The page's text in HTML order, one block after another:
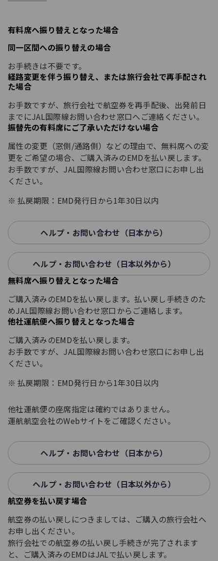
有料席へ振り替えとなった場合
同一区間への振り替えの場合
お手続きは不要です。
経路変更を伴う振り替え、または旅行会社で再手配され
た場合
お手数ですが、旅行会社で航空券を再手配後、出発前日
までにJAL国際線お問い合わせ窓口へご連絡ください。
振替先の有料席にご了承いただけない場合
属性の変更（窓側/通路側）などの理由で、無料席への変
更をご希望の場合、ご購入済みのEMDを払い戻します。
お手数ですが、JAL国際線お問い合わせ窓口にお申し出
ください。
払戻期限：EMD発行日から1年30日以内
ヘルプ・お問い合わせ（日本から）
ヘルプ・お問い合わせ（日本以外から）
無料席へ振り替えとなった場合
ご購入済みのEMDを払い戻します。払い戻し手続きのた
めJAL国際線お問い合わせ窓口からご連絡します。
他社運航便へ振り替えとなった場合
ご購入済みのEMDを払い戻します。
お手数ですが、JAL国際線お問い合わせ窓口にお申し出
ください。
払戻期限：EMD発行日から1年30日以内
他社運航便の座席指定は確約ではありません。
運航航空会社のWebサイトをご確認ください。
ヘルプ・お問い合わせ（日本から）
ヘルプ・お問い合わせ（日本以外から）
航空券を払い戻す場合
航空券の払い戻しにつきましては、ご購入の旅行会社へ
お申し出ください。
旅行会社での航空券の払い戻し手続きが完了されます
と、ご購入済みのEMDはJALで払い戻します。